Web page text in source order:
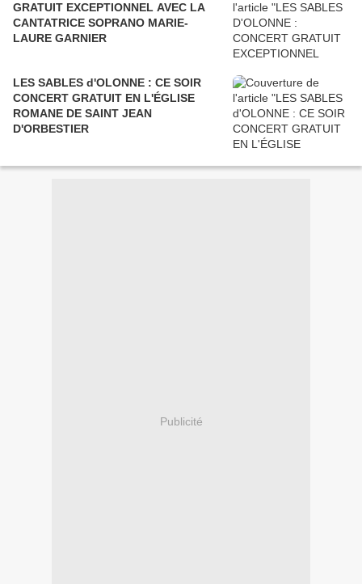
GRATUIT EXCEPTIONNEL AVEC LA
CANTATRICE SOPRANO MARIE-
LAURE GARNIER
LES SABLES d'OLONNE : CE SOIR
CONCERT GRATUIT EN L'ÉGLISE
ROMANE DE SAINT JEAN
D'ORBESTIER
Publicité